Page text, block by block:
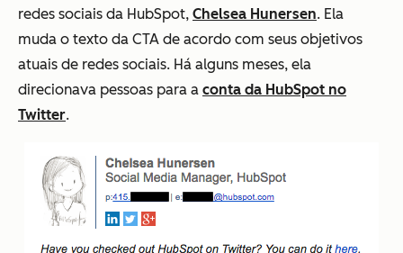
redes sociais da HubSpot, Chelsea Hunersen. Ela
muda o texto da CTA de acordo com seus objetivos
atuais de redes sociais. Há alguns meses, ela
direcionava pessoas para a conta da HubSpot no
Twitter.